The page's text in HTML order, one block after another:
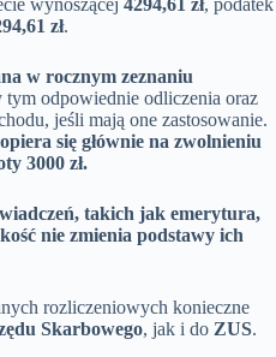
wynoszącej 4294,61 zł, podatek
zł.
w rocznym zeznaniu
odpowiednie odliczenia oraz
jeśli mają one zastosowanie.
się głównie na zwolnieniu
3000 zł.
takich jak emerytura,
nie zmienia podstawy ich
rozliczeniowych konieczne
Skarbowego, jak i do ZUS.